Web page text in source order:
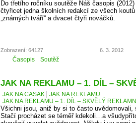
Do třetího ročníku soutěže Náš časopis
čtyřicet jedna školních redakcí ze všech
„známých tváří“ a dvacet čtyři nováčků.
Zobrazení: 64127 6. 3. 2012
Časopis Soutěž
JAK NA REKLAMU – 1. DÍL –
JAK NA ČASÁK
JAK NA REKLAMU
JAK NA REKLAMU – 1. DÍL – SKVĚLÝ
Všichni jsou, aniž by si to často
Stačí procházet se téměř kdekoli…a